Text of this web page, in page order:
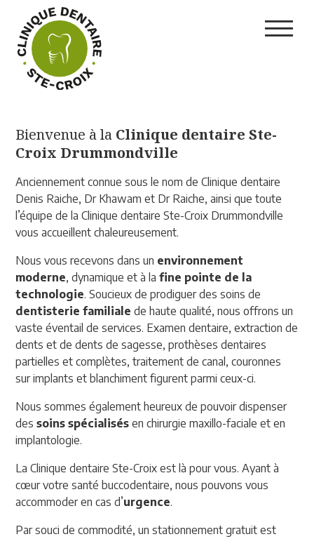
Bienvenue à la Clinique dentaire Ste-
Croix Drummondville
Anciennement connue sous le nom de Clinique dentaire
Denis Raiche, Dr Khawam et Dr Raiche, ainsi que toute
l’équipe de la Clinique dentaire Ste-Croix Drummondville
vous accueillent chaleureusement.
Nous vous recevons dans un environnement
moderne, dynamique et à lafine pointe de la
technologie. Soucieux de prodiguer des soins de
dentisterie familialede haute qualité, nous offrons un
vaste éventail de services. Examen dentaire, extraction de
dents et de dents de sagesse, prothèses dentaires
partielles et complètes, traitement de canal, couronnes
sur implants et blanchiment figurent parmi ceux-ci.
Nous sommes également heureux de pouvoir dispenser
dessoins spécialisés en chirurgie maxillo-faciale et en
implantologie.
La Clinique dentaire Ste-Croix est là pour vous. Ayant à
cœur votre santé buccodentaire, nous pouvons vous
accommoder en cas d’urgence.
Par souci de commodité, un stationnement gratuit est